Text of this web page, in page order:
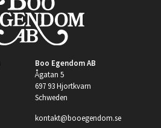
Boo Egendom AB
Ågatan 5
697 93 Hjortkvarn
Schweden
kontakt@booegendom.se